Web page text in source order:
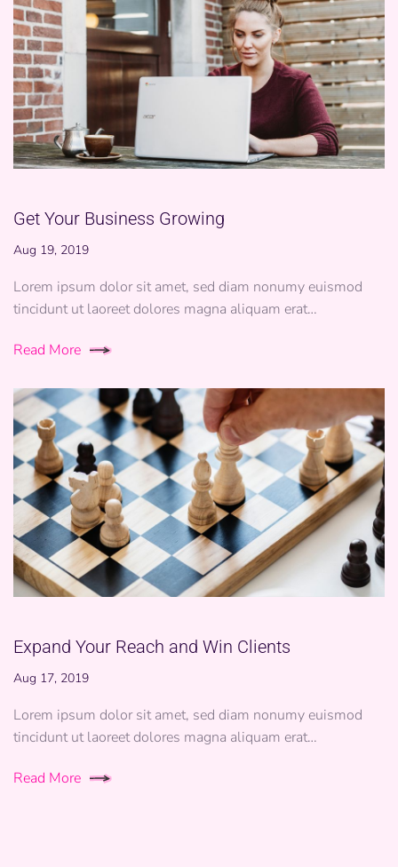
Get Your Business Growing
Aug 19, 2019
Lorem ipsum dolor sit amet, sed diam nonumy euismod
tincidunt ut laoreet dolores magna aliquam erat…
Read More
Expand Your Reach and Win Clients
Aug 17, 2019
Lorem ipsum dolor sit amet, sed diam nonumy euismod
tincidunt ut laoreet dolores magna aliquam erat…
Read More